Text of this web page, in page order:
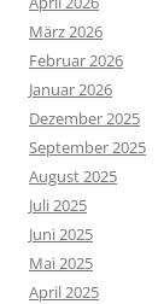
März 2026
Februar 2026
Januar 2026
Dezember 2025
September 2025
August 2025
Juli 2025
Juni 2025
Mai 2025
April 2025